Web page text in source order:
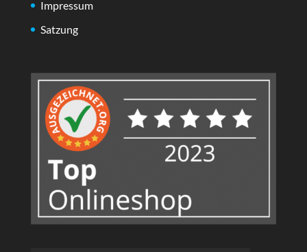
Impressum
Satzung